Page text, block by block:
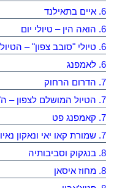
6. איים בתאילנד
6. הואה הין – טיולי יום
6. טיולי "סובב צפון" – הטיולים האולטימטיביים בצפון תאילנד
6. לאמפנג
7. הדרום הרחוק
7. הטיול המושלם לצפון – ה"טיול מעיר להר"
7. קאמפנג פט
7. שמורת קאו יאי ונאקון נאיוק
8. בנגקוק וסביבותיה
8. מחוז איסאן